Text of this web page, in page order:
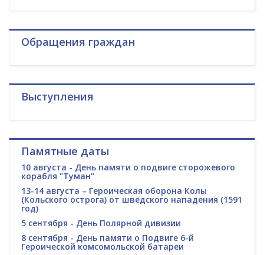
Обращения граждан
Выступления
Памятные даты
10 августа - День памяти о подвиге сторожевого
корабля "Туман"
13-14 августа – Героическая оборона Колы
(Кольского острога) от шведского нападения (1591
год)
5 сентября - День Полярной дивизии
8 сентября - День памяти о Подвиге 6-й
Героической комсомольской батареи